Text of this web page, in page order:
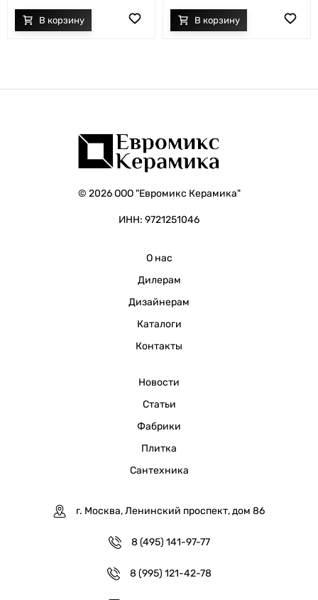
© 2026 ООО "Евромикс Керамика"
ИНН: 9721251046
О нас
Дилерам
Дизайнерам
Каталоги
Контакты
Новости
Статьи
Фабрики
Плитка
Сантехника
г. Москва, Ленинский проспект, дом 86
8 (495) 141-97-77
8 (995) 121-42-78